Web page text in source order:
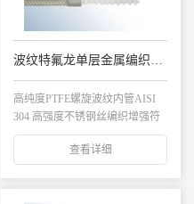
波纹特氟龙单层金属编织管 TC1S
高纯度PTFE螺旋波纹内管AISI
304 高强度不锈钢丝编织增强符
合F...
查看详细